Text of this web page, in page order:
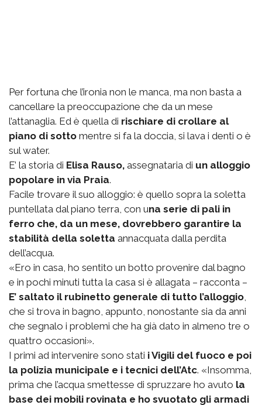
Per fortuna che l’ironia non le manca, ma non basta a
cancellare la preoccupazione che da un mese
l’attanaglia. Ed è quella di rischiare di crollare al
piano di sotto mentre si fa la doccia, si lava i denti o è
sul water.
E’ la storia di Elisa Rauso, assegnataria di un alloggio
popolare in via Praia.
Facile trovare il suo alloggio: è quello sopra la soletta
puntellata dal piano terra, con una serie di pali in
ferro che, da un mese, dovrebbero garantire la
stabilità della soletta annacquata dalla perdita
dell’acqua.
«Ero in casa, ho sentito un botto provenire dal bagno
e in pochi minuti tutta la casa si è allagata – racconta –
E’ saltato il rubinetto generale di tutto l’alloggio
che si trova in bagno, appunto, nonostante sia da anni
che segnalo i problemi che ha già dato in almeno tre o
quattro occasioni».
I primi ad intervenire sono stati i Vigili del fuoco e poi
la polizia municipale e i tecnici dell’Atc. «Insomma,
prima che l’acqua smettesse di spruzzare ho avuto la
base dei mobili rovinata e ho svuotato gli armadi